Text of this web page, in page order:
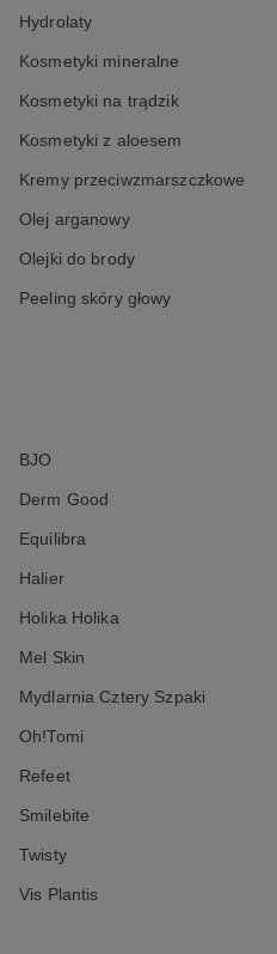
Hydrolaty
Kosmetyki mineralne
Kosmetyki na trądzik
Kosmetyki z aloesem
Kremy przeciwzmarszczkowe
Olej arganowy
Olejki do brody
Peeling skóry głowy
BJO
Derm Good
Equilibra
Halier
Holika Holika
Mel Skin
Mydlarnia Cztery Szpaki
Oh!Tomi
Refeet
Smilebite
Twisty
Vis Plantis